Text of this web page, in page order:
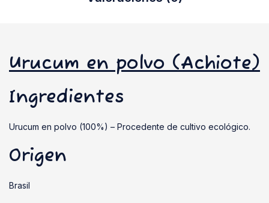
Urucum en polvo (Achiote)
Ingredientes
Urucum en polvo (100%) – Procedente de cultivo ecológico.
Origen
Brasil